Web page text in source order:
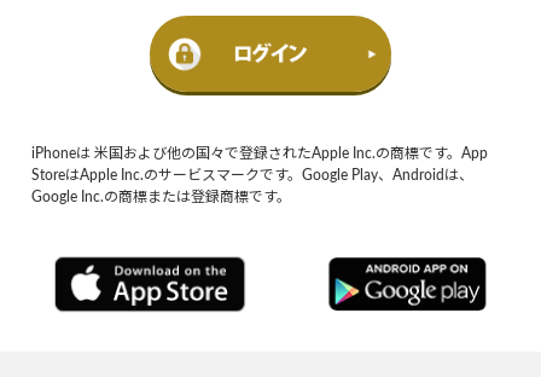
iPhoneは 米国および他の国々で登録されたApple Inc.の商標です。App
StoreはApple Inc.のサービスマークです。Google Play、Androidは、
Google Inc.の商標または登録商標です。